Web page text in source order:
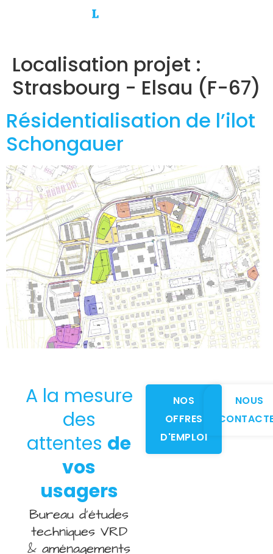
Localisation projet :
Strasbourg - Elsau (F-67)
Résidentialisation de l’ilot
Schongauer
A la mesure
des
attentes de
vos
usagers
Bureau d’études
techniques VRD
& aménagements
NOS
OFFRES
D'EMPLOI
NOUS